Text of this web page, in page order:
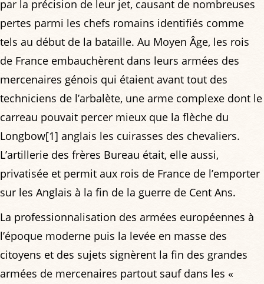
par la précision de leur jet, causant de nombreuses
pertes parmi les chefs romains identifiés comme
tels au début de la bataille. Au Moyen Âge, les rois
de France embauchèrent dans leurs armées des
mercenaires génois qui étaient avant tout des
techniciens de l’arbalète, une arme complexe dont le
carreau pouvait percer mieux que la flèche du
Longbow[1] anglais les cuirasses des chevaliers.
L’artillerie des frères Bureau était, elle aussi,
privatisée et permit aux rois de France de l’emporter
sur les Anglais à la fin de la guerre de Cent Ans.
La professionnalisation des armées européennes à
l’époque moderne puis la levée en masse des
citoyens et des sujets signèrent la fin des grandes
armées de mercenaires partout sauf dans les «